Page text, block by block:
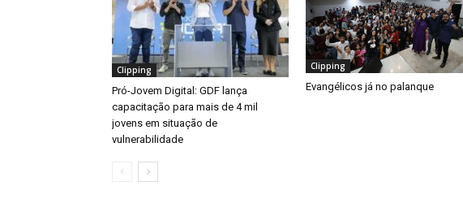
Clipping
Pró-Jovem Digital: GDF lança
capacitação para mais de 4 mil
jovens em situação de
vulnerabilidade
Clipping
Evangélicos já no palanque